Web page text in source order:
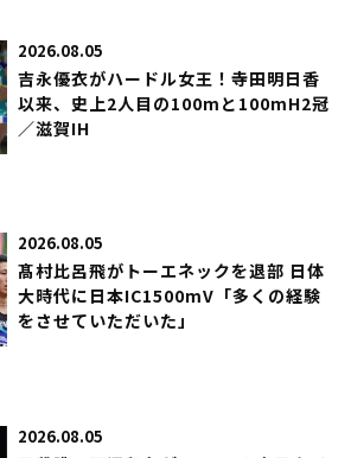
2026.08.05
吉永優衣がハードル女王！寺田明日香
以来、史上2人目の100mと100mH2冠
／滋賀IH
2026.08.05
髙村比呂飛がトーエネックを退部 日体
大時代に日本IC1500mV「多くの経験
をさせていただいた」
2026.08.05